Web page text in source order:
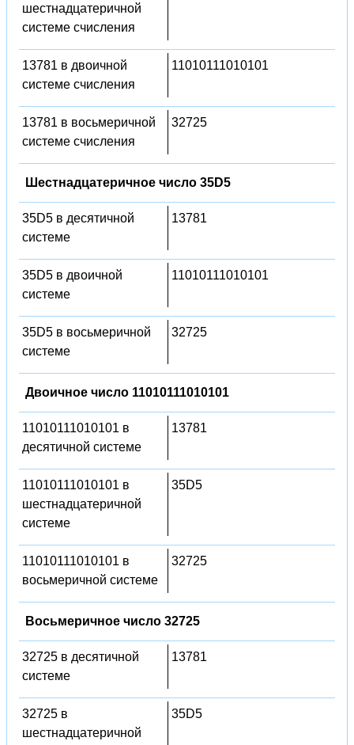
шестнадцатеричной
системе счисления
13781 в двоичной
системе счисления
11010111010101
13781 в восьмеричной
системе счисления
32725
Шестнадцатеричное число 35D5
35D5 в десятичной
системе
13781
35D5 в двоичной
системе
11010111010101
35D5 в восьмеричной
системе
32725
Двоичное число 11010111010101
11010111010101 в
десятичной системе
13781
11010111010101 в
шестнадцатеричной
системе
35D5
11010111010101 в
восьмеричной системе
32725
Восьмеричное число 32725
32725 в десятичной
системе
13781
32725 в
шестнадцатеричной
35D5